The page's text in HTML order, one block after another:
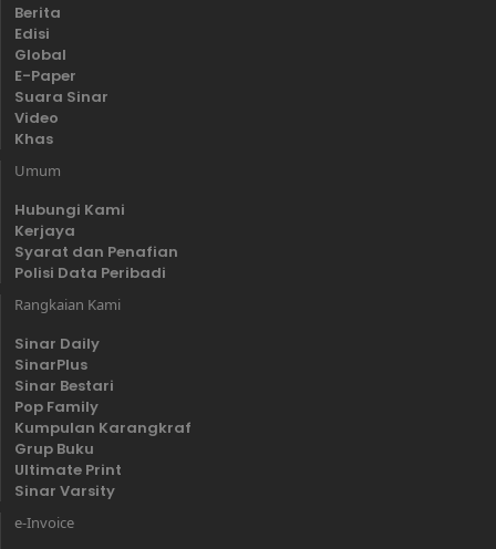
Berita
Edisi
Global
E-Paper
Suara Sinar
Video
Khas
Umum
Hubungi Kami
Kerjaya
Syarat dan Penafian
Polisi Data Peribadi
Rangkaian Kami
Sinar Daily
SinarPlus
Sinar Bestari
Pop Family
Kumpulan Karangkraf
Grup Buku
Ultimate Print
Sinar Varsity
e-Invoice